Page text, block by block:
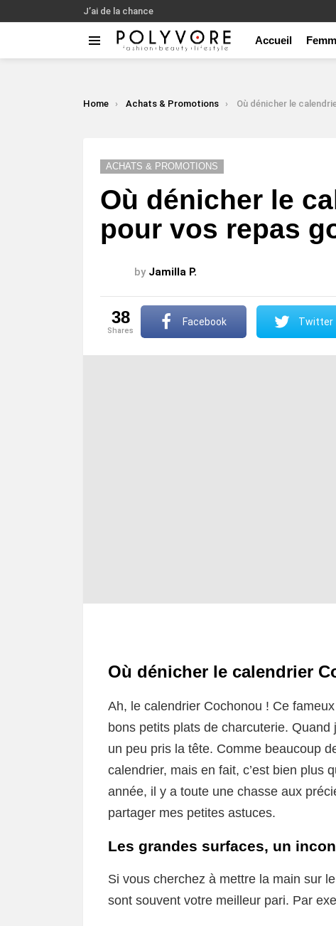
J’ai de la chance
Accueil
You are here:
Home Achats & Promotions Où dénicher le calendrier Cochonou
ACHATS & PROMOTIONS
Où dénicher le
pour vos repas
by Jamilla P.
38
shares
Facebook Twitter
Où dénicher le calendrier
Ah, le calendrier Cochonou ! Ce
bons petits plats de charcuterie. Quand
un peu pris la tête. Comme beaucoup
calendrier, mais en fait, c’est bien plus
année, il y a toute une chasse aux
partager mes petites astuces.
Les grandes surfaces, un
Si vous cherchez à mettre la main sur
sont souvent votre meilleur pari. Par